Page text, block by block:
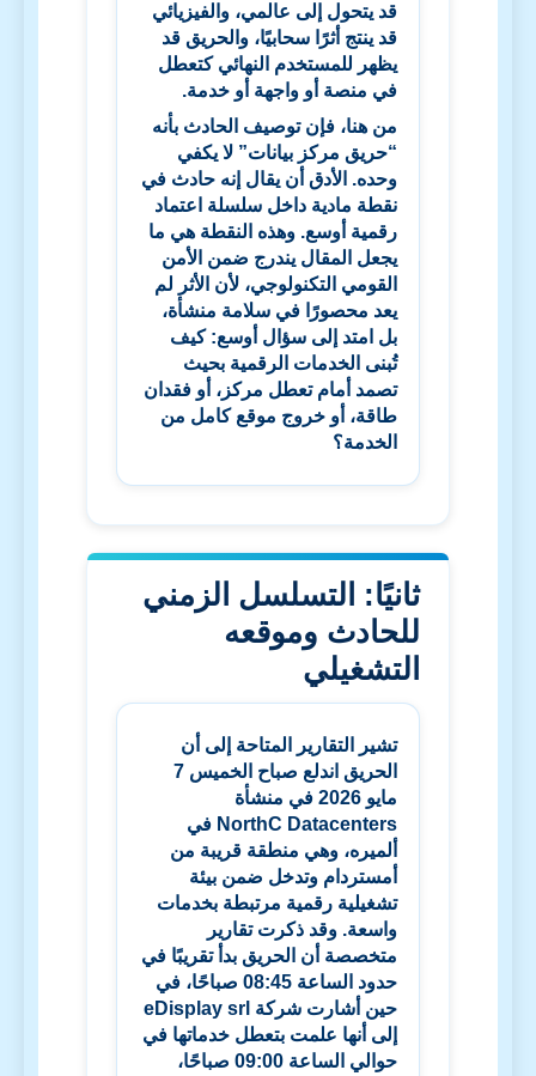
قد يتحول إلى عالمي، والفيزيائي
قد ينتج أثرًا سحابيًا، والحريق قد
يظهر للمستخدم النهائي كتعطل
في منصة أو واجهة أو خدمة.
من هنا، فإن توصيف الحادث بأنه
“حريق مركز بيانات” لا يكفي
وحده. الأدق أن يقال إنه حادث في
نقطة مادية داخل سلسلة اعتماد
رقمية أوسع. وهذه النقطة هي ما
يجعل المقال يندرج ضمن الأمن
القومي التكنولوجي، لأن الأثر لم
يعد محصورًا في سلامة منشأة،
بل امتد إلى سؤال أوسع: كيف
تُبنى الخدمات الرقمية بحيث
تصمد أمام تعطل مركز، أو فقدان
طاقة، أو خروج موقع كامل من
الخدمة؟
ثانيًا: التسلسل الزمني
للحادث وموقعه
التشغيلي
تشير التقارير المتاحة إلى أن
الحريق اندلع صباح الخميس 7
مايو 2026 في منشأة
NorthC Datacenters في
ألميره، وهي منطقة قريبة من
أمستردام وتدخل ضمن بيئة
تشغيلية رقمية مرتبطة بخدمات
واسعة. وقد ذكرت تقارير
متخصصة أن الحريق بدأ تقريبًا في
حدود الساعة 08:45 صباحًا، في
حين أشارت شركة eDisplay srl
إلى أنها علمت بتعطل خدماتها في
حوالي الساعة 09:00 صباحًا،